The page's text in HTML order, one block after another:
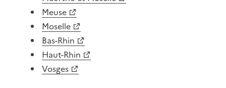
Meuse
Moselle
Bas-Rhin
Haut-Rhin
Vosges